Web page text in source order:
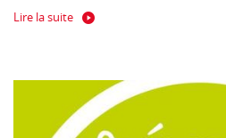
Lire la suite